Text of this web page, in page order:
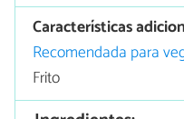
Características
Recomendada para
Frito